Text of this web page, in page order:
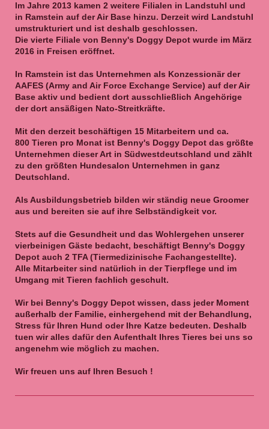
Im Jahre 2013 kamen 2 weitere Filialen in Landstuhl und
in Ramstein auf der Air Base hinzu. Derzeit wird Landstuhl
umstrukturiert und ist deshalb geschlossen.
Die vierte Filiale von Benny's Doggy Depot wurde im März
2016 in Freisen eröffnet.
In Ramstein ist das Unternehmen als Konzessionär der
AAFES (Army and Air Force Exchange Service) auf der Air
Base aktiv und bedient dort ausschließlich Angehörige
der dort ansäßigen Nato-Streitkräfte.
Mit den derzeit beschäftigen 15 Mitarbeitern und ca.
800 Tieren pro Monat ist Benny's Doggy Depot das größte
Unternehmen dieser Art in Südwestdeutschland und zählt
zu den größten Hundesalon Unternehmen in ganz
Deutschland.
Als Ausbildungsbetrieb bilden wir ständig neue Groomer
aus und bereiten sie auf ihre Selbständigkeit vor.
Stets auf die Gesundheit und das Wohlergehen unserer
vierbeinigen Gäste bedacht, beschäftigt Benny's Doggy
Depot auch 2 TFA (Tiermedizinische Fachangestellte).
Alle Mitarbeiter sind natürlich in der Tierpflege und im
Umgang mit Tieren fachlich geschult.
Wir bei Benny's Doggy Depot wissen, dass jeder Moment
außerhalb der Familie, einhergehend mit der Behandlung,
Stress für Ihren Hund oder Ihre Katze bedeuten. Deshalb
tuen wir alles dafür den Aufenthalt Ihres Tieres bei uns so
angenehm wie möglich zu machen.
Wir freuen uns auf Ihren Besuch !